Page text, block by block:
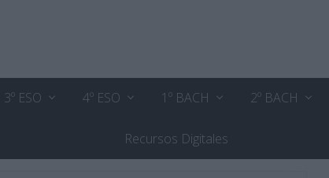
3º ESO 4º ESO 1º BACH 2º BACH
Recursos Digitales